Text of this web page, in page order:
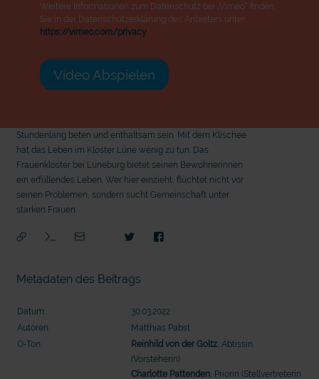
Seelsorge für Trucker: "Könige der
Landstraße" oder "Deppen der Nation"?
Weitere Informationen zum Datenschutz bei „Vimeo“ finden
Sie in der Datenschutzerklärung des Anbieters unter:
https://vimeo.com/privacy
Video Abspielen
Stundenlang beten und enthaltsam sein. Mit dem Klischee
hat das Leben im Kloster Lüne wenig zu tun. Das
Frauenkloster bei Lüneburg bietet seinen Bewohnerinnen
ein erfüllendes Leben. Wer hier einzieht, flüchtet nicht vor
seinen Problemen, sondern sucht Gemeinschaft unter
starken Frauen.
Metadaten des Beitrags
Datum:
30.03.2022
Autoren:
Matthias Pabst
O-Ton:
Reinhild von der Goltz , Äbtissin
(Vorsteherin)
Charlotte Pattenden , Priorin (Stellvertreterin